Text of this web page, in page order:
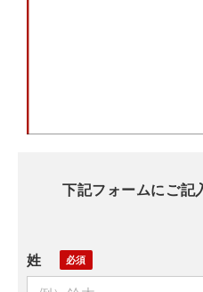
下記フォームにご記
姓